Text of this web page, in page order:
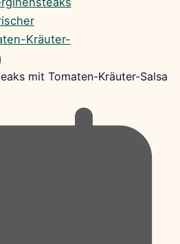
mit Tomaten-Kräuter-Salsa